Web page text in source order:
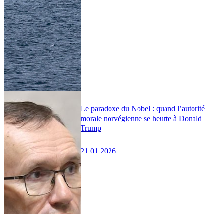
Le paradoxe du Nobel : quand l’autorité
morale norvégienne se heurte à Donald
Trump
21.01.2026